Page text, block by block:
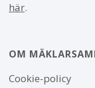
här.
OM
Om
webbplatsen
Cookie-policy